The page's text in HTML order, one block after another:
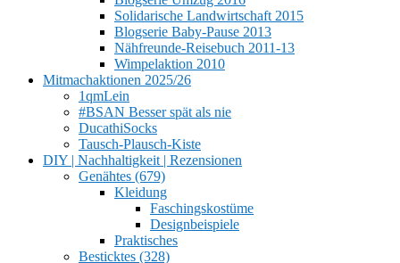
Solidarische Landwirtschaft 2015
Blogserie Baby-Pause 2013
Nähfreunde-Reisebuch 2011-13
Wimpelaktion 2010
Mitmachaktionen 2025/26
1qmLein
#BSAN Besser spät als nie
DucathiSocks
Tausch-Plausch-Kiste
DIY | Nachhaltigkeit | Rezensionen
Genähtes (679)
Kleidung
Faschingskostüme
Designbeispiele
Praktisches
Besticktes (328)